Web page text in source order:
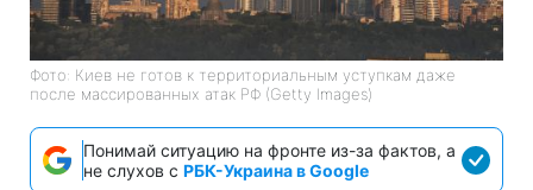
Фото: Киев не готов к территориальным уступкам даже
после массированных атак РФ (Getty Images)
Понимай ситуацию на фронте из-за фактов, а
не слухов с РБК-Украина в Google